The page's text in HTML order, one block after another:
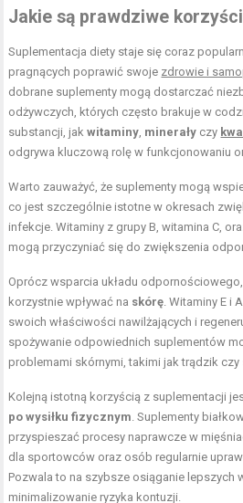
Jakie są prawdziwe
Suplementacja diety staje się coraz
pragnących poprawić swoje zdrowie i
dobrane suplementy mogą dostarczać
odżywczych, których często brakuje w
substancji, jakwitaminy minerały czy
odgrywa kluczową rolę w funkcjonowaniu
Warto zauważyć, że suplementy mogą
co jest szczególnie istotne w okresach
infekcje. Witaminy z grupy B, witamina C,
mogą przyczyniać się do zwiększenia
Oprócz wsparcia układu
korzystnie wpływać na skórę . Witaminy E i
swoich właściwości nawilżających i
spożywanie odpowiednich suplementów
problemami skórnymi, takimi jak trądzik czy
Kolejną istotną korzyścią z suplementacji
po wysiłku fizycznym . Suplementy
przyspieszać procesy naprawcze w
dla sportowców oraz osób regularnie
Pozwala to na szybsze osiąganie lepszych
minimalizowanie ryzyka kontuzji.